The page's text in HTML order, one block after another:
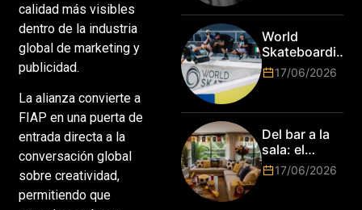
calidad más visibles
dentro de la industria
global de marketing y
publicidad.
La alianza convierte a
FIAP en una puerta de
entrada directa a la
conversación global
sobre creatividad,
permitiendo que
primer Lions
Laureate for
Marketing
World
Skateboarding
Tour:
¡Resultados
Mundo de
Park de Roma
2026!
17/06/2026
Del bar a la
sala: el
Mundial
2026 vuelve
17/06/2026